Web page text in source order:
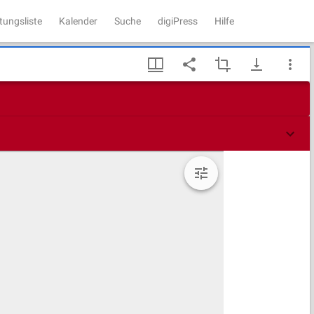
Kalender Suche digiPress Hilfe